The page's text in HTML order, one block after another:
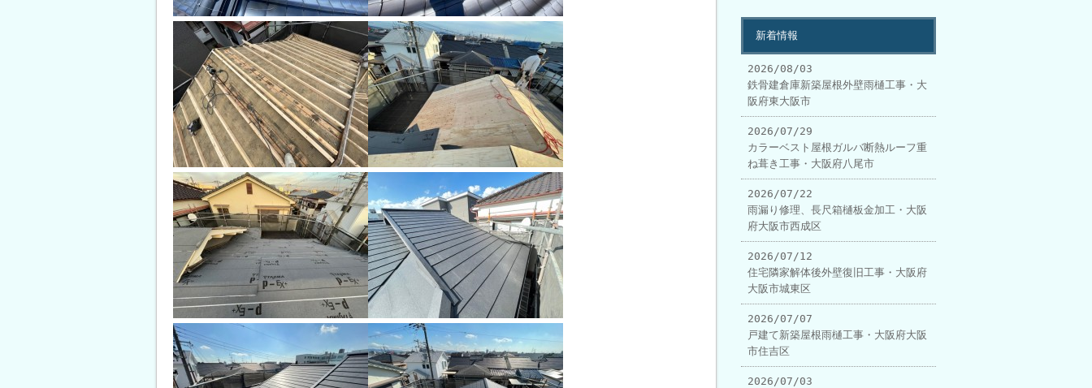
新着情報
2026/08/03
鉄骨建倉庫新築屋根外壁雨樋工事・大
阪府東大阪市
2026/07/29
カラーベスト屋根ガルバ断熱ルーフ重
ね葺き工事・大阪府八尾市
2026/07/22
雨漏り修理、長尺箱樋板金加工・大阪
府大阪市西成区
2026/07/12
住宅隣家解体後外壁復旧工事・大阪府
大阪市城東区
2026/07/07
戸建て新築屋根雨樋工事・大阪府大阪
市住吉区
2026/07/03